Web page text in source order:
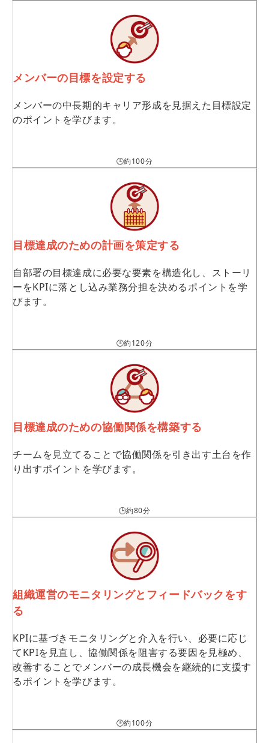
メンバーの目標を設定する
メンバーの中長期的キャリア形成を見据えた目標設定
のポイントを学びます。
🕒約100分
目標達成のための計画を策定する
自部署の目標達成に必要な要素を構造化し、ストーリ
ーをKPIに落とし込み業務分担を決めるポイントを学
びます。
🕒約120分
目標達成のための協働関係を構築する
チームを見立てることで協働関係を引き出す土台を作
り出すポイントを学びます。
🕒約80分
組織運営のモニタリングとフィードバックをす
る
KPIに基づきモニタリングと介入を行い、必要に応じ
てKPIを見直し、協働関係を阻害する要因を見極め、
改善することでメンバーの成長機会を継続的に支援す
るポイントを学びます。
🕒約100分